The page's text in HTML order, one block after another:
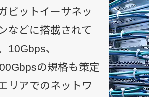
ビットイーサネッ
などに搭載されて
10Gbps、
の規格も策定
リアでのネットワ